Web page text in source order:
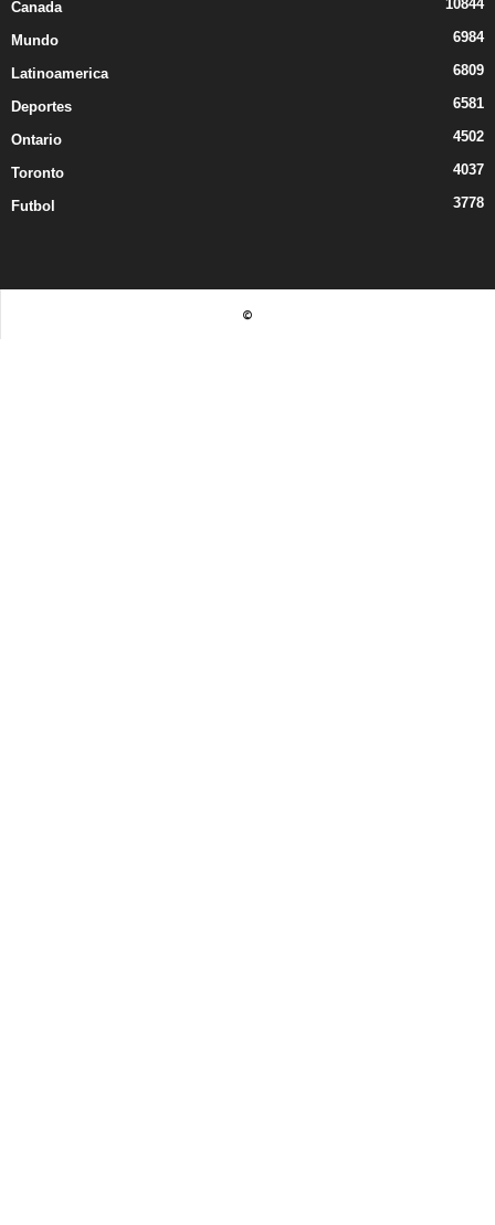
Canada 10844
Mundo 6984
Latinoamerica 6809
Deportes 6581
Ontario 4502
Toronto 4037
Futbol 3778
©